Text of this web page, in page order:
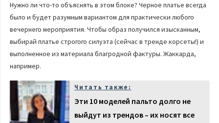
Нужно ли что-то объяснять в этом блоке? Черное платье всегда
было и будет разумным вариантом для практически любого
вечернего мероприятия. Чтобы образ получился изысканным,
выбирай платье строгого силуэта (сейчас в тренде корсеты!) и
выполненное из материала благродной фактуры. Жаккарда,
например.
Читать также:
Эти 10 моделей пальто долго не
выйдут из трендов – их носят все